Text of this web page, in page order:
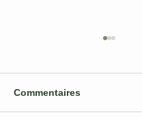
Commentaires